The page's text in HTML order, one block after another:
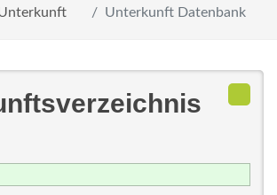
Unterkunft Datenbank